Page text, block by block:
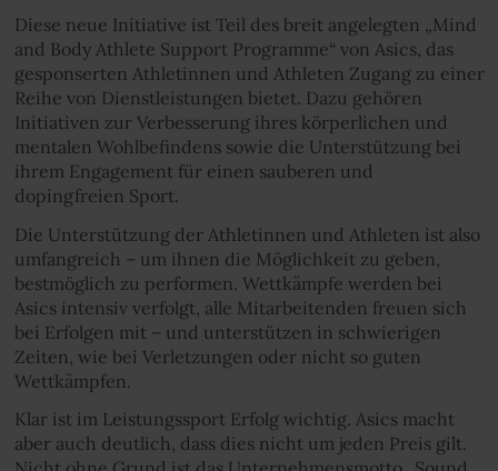
Diese neue Initiative ist Teil des breit angelegten „Mind
and Body Athlete Support Programme“ von Asics, das
gesponserten Athletinnen und Athleten Zugang zu einer
Reihe von Dienstleistungen bietet. Dazu gehören
Initiativen zur Verbesserung ihres körperlichen und
mentalen Wohlbefindens sowie die Unterstützung bei
ihrem Engagement für einen sauberen und
dopingfreien Sport.
Die Unterstützung der Athletinnen und Athleten ist also
umfangreich – um ihnen die Möglichkeit zu geben,
bestmöglich zu performen. Wettkämpfe werden bei
Asics intensiv verfolgt, alle Mitarbeitenden freuen sich
bei Erfolgen mit – und unterstützen in schwierigen
Zeiten, wie bei Verletzungen oder nicht so guten
Wettkämpfen.
Klar ist im Leistungssport Erfolg wichtig. Asics macht
aber auch deutlich, dass dies nicht um jeden Preis gilt.